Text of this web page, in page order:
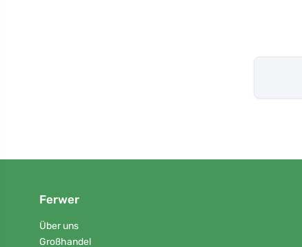
Ferwer
Über uns
Großhandel